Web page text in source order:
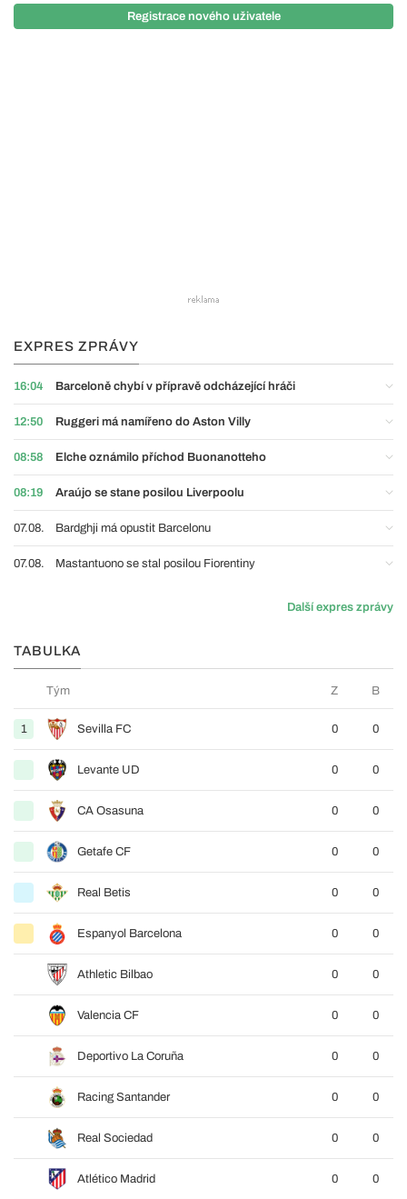
Registrace nového uživatele
EXPRES ZPRÁVY
16:04 Barceloně chybí v přípravě odcházející hráči
12:50 Ruggeri má namířeno do Aston Villy
08:58 Elche oznámilo příchod Buonanotteho
08:19 Araújo se stane posilou Liverpoolu
07.08. Bardghji má opustit Barcelonu
07.08. Mastantuono se stal posilou Fiorentiny
Další expres zprávy
TABULKA
Tým Z B
1 Sevilla FC 0 0
Levante UD 0 0
CA Osasuna 0 0
Getafe CF 0 0
Real Betis 0 0
Espanyol Barcelona 0 0
Athletic Bilbao 0 0
Valencia CF 0 0
Deportivo La Coruña 0 0
Racing Santander 0 0
Real Sociedad 0 0
Atlético Madrid 0 0